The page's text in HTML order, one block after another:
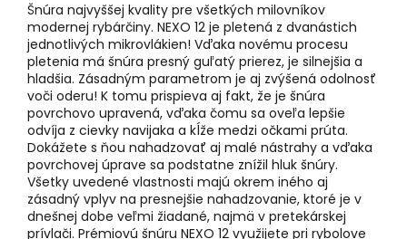
Šnúra najvyššej kvality pre všetkých milovníkov
modernej rybárčiny. NEXO 12 je pletená z dvanástich
jednotlivých mikrovlákien! Vďaka novému procesu
pletenia má šnúra presný guľatý prierez, je silnejšia a
hladšia. Zásadným parametrom je aj zvýšená odolnosť
voči oderu! K tomu prispieva aj fakt, že je šnúra
povrchovo upravená, vďaka čomu sa oveľa lepšie
odvíja z cievky navijaka a kĺže medzi očkami prúta.
Dokážete s ňou nahadzovať aj malé nástrahy a vďaka
povrchovej úprave sa podstatne znížil hluk šnúry.
Všetky uvedené vlastnosti majú okrem iného aj
zásadný vplyv na presnejšie nahadzovanie, ktoré je v
dnešnej dobe veľmi žiadané, najmä v pretekárskej
prívlači. Prémiovú šnúru NEXO 12 využijete pri rybolove